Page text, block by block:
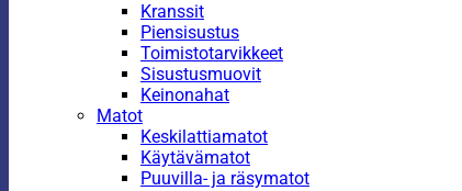
Kranssit
Piensisustus
Toimistotarvikkeet
Sisustusmuovit
Keinonahat
Matot
Keskilattiamatot
Käytävämatot
Puuvilla- ja räsymatot